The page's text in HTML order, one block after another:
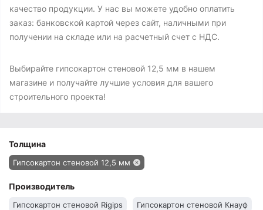
качество продукции. У нас вы можете удобно оплатить
заказ: банковской картой через сайт, наличными при
получении на складе или на расчетный счет с НДС.
Выбирайте гипсокартон стеновой 12,5 мм в нашем
магазине и получайте лучшие условия для вашего
строительного проекта!
Толщина
Гипсокартон стеновой 12,5 мм
Производитель
Гипсокартон стеновой Rigips Гипсокартон стеновой Кнауф